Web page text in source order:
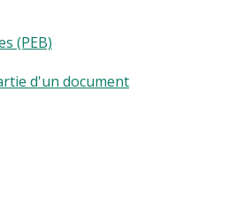
(PEB)
d'un document